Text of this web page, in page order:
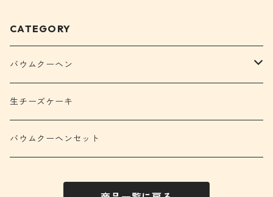
CATEGORY
バウムクーヘン
ディス伊豆バウム
ガトー・ア・ラ・ブロッシュ
生チーズケーキ
バウムクーヘンセット